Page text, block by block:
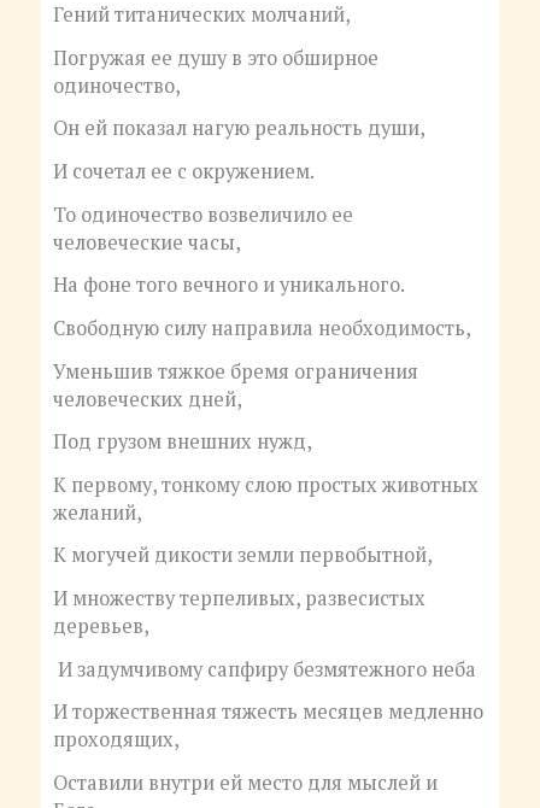
Гений титанических молчаний,
Погружая ее душу в это обширное
одиночество,
Он ей показал нагую реальность души,
И сочетал ее с окружением.
То одиночество возвеличило ее
человеческие часы,
На фоне того вечного и уникального.
Свободную силу направила необходимость,
Уменьшив тяжкое бремя ограничения
человеческих дней,
Под грузом внешних нужд,
К первому, тонкому слою простых животных
желаний,
К могучей дикости земли первобытной,
И множеству терпеливых, развесистых
деревьев,
И задумчивому сапфиру безмятежного неба
И торжественная тяжесть месяцев медленно
проходящих,
Оставили внутри ей место для мыслей и